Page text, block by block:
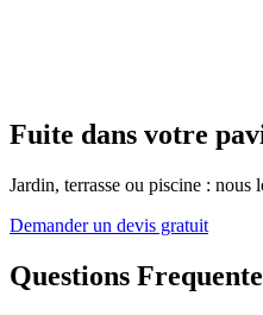
Fuite dans votre
Jardin, terrasse ou piscine : nous
Demander un devis gratuit
Questions